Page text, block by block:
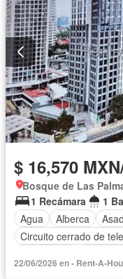
$ 16,570
Bosque de Las
1 Recámara
1
Agua
Alberca
Circuito cerrado de
Azotea
Seguridad
22/06/2026 en - Rent-A-